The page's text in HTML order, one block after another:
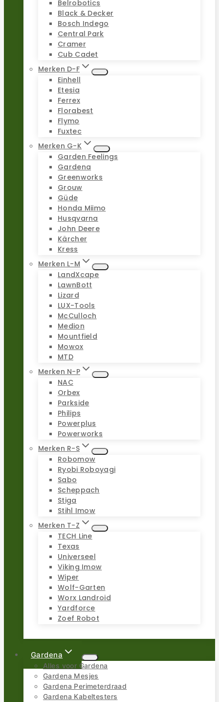
Belrobotics
Black & Decker
Bosch Indego
Central Park
Cramer
Cub Cadet
Merken D-F
Einhell
Etesia
Ferrex
Florabest
Flymo
Fuxtec
Merken G-K
Garden Feelings
Gardena
Greenworks
Grouw
Güde
Honda Miimo
Husqvarna
John Deere
Kärcher
Kress
Merken L-M
LandXcape
LawnBott
Lizard
LUX-Tools
McCulloch
Medion
Mountfield
Mowox
MTD
Merken N-P
NAC
Orbex
Parkside
Philips
Powerplus
Powerworks
Merken R-S
Robomow
Ryobi Roboyagi
Sabo
Scheppach
Stiga
Stihl Imow
Merken T-Z
TECH Line
Texas
Universeel
Viking Imow
Wiper
Wolf-Garten
Worx Landroid
Yardforce
Zoef Robot
Gardena
Alles voor Gardena
Gardena Mesjes
Gardena Perimeterdraad
Gardena Kabeltesters